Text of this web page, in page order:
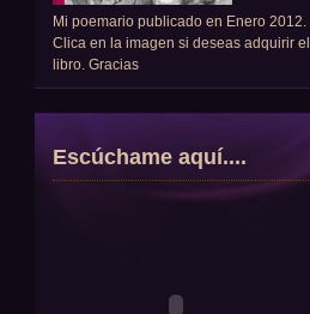
Mi poemario publicado en Enero 2012.
Clica en la imagen si deseas adquirir el
libro. Gracias
Escúchame aquí....